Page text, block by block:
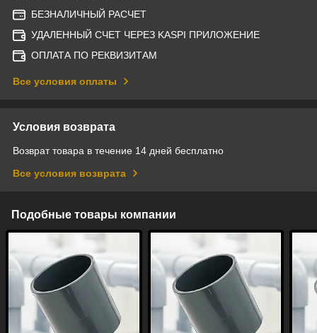
БЕЗНАЛИЧНЫЙ РАСЧЕТ
УДАЛЕННЫЙ СЧЕТ ЧЕРЕЗ KASPI ПРИЛОЖЕНИЕ
ОПЛАТА ПО РЕКВИЗИТАМ
Все условия оплаты
Условия возврата
Возврат товара в течение 14 дней бесплатно
Все условия возврата
Подобные товары компании